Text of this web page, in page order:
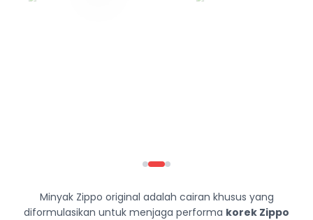
Minyak Zippo original adalah cairan khusus yang
diformulasikan untuk menjaga performa korek Zippo